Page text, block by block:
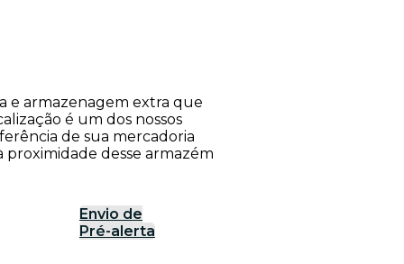
e armazenagem extra que
é um dos nossos
de sua mercadoria
proximidade desse armazém
Envio de
Pré-alerta